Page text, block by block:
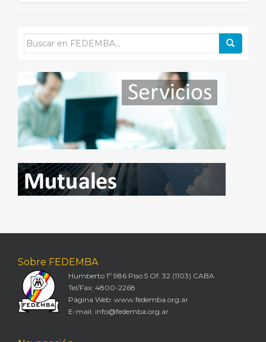
Sobre FEDEMBA
Humberto 1º 986 Piso 5 Of. 32 (1103) CABA
Tel/Fax: 4800-2268
Página Web: www.fedemba.org.ar
E-mail: info@fedemba.org.ar